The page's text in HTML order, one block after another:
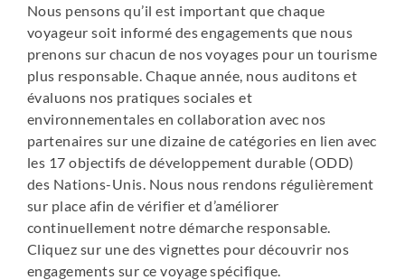
Nous pensons qu’il est important que chaque
voyageur soit informé des engagements que nous
prenons sur chacun de nos voyages pour un tourisme
plus responsable. Chaque année, nous auditons et
évaluons nos pratiques sociales et
environnementales en collaboration avec nos
partenaires sur une dizaine de catégories en lien avec
les 17 objectifs de développement durable (ODD)
des Nations-Unis. Nous nous rendons régulièrement
sur place afin de vérifier et d’améliorer
continuellement notre démarche responsable.
Cliquez sur une des vignettes pour découvrir nos
engagements sur ce voyage spécifique.